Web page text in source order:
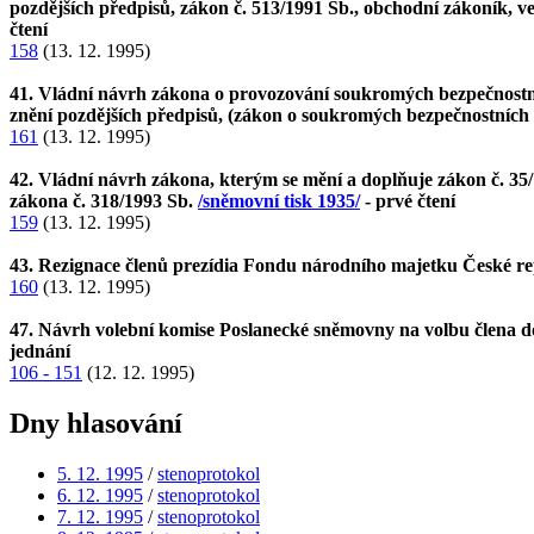
pozdějších předpisů, zákon č. 513/1991 Sb., obchodní zákoník,
čtení
158 (13. 12. 1995)
41. Vládní návrh zákona o provozování soukromých
znění pozdějších předpisů, (zákon o soukromých
161 (13. 12. 1995)
42. Vládní návrh zákona, kterým se mění a doplňuje zákon č.
zákona č. 318/1993 Sb. /sněmovní tisk 1935/- prvé čtení
159 (13. 12. 1995)
43. Rezignace členů prezídia Fondu národního majetku České
160 (13. 12. 1995)
47. Návrh volební komise Poslanecké sněmovny na volbu
jednání
106 - 151 (12. 12. 1995)
Dny hlasování
5. 12. 1995 /stenoprotokol
6. 12. 1995 /stenoprotokol
7. 12. 1995 /stenoprotokol